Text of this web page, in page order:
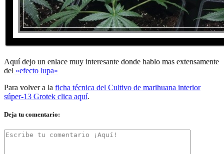
Aquí dejo un enlace muy interesante donde hablo mas extensamente
del «efecto lupa»
Para volver a la ficha técnica del Cultivo de marihuana interior
súper-13 Grotek clica aquí.
Deja tu comentario: